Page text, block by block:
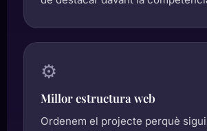
⚙️
Millor estructura web
Ordenem el projecte perquè